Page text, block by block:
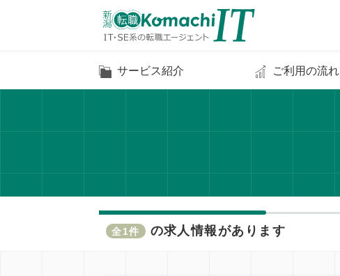
サービス紹介 ご利用の流れ
全1件 の求人情報があります